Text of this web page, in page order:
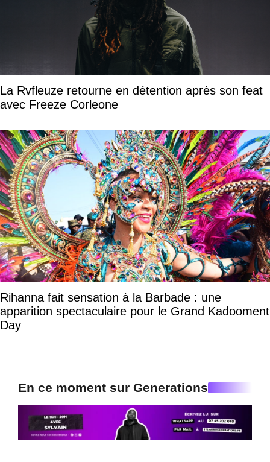
La Rvfleuze retourne en détention après son feat
avec Freeze Corleone
Rihanna fait sensation à la Barbade : une
apparition spectaculaire pour le Grand Kadooment
Day
En ce moment sur Generations